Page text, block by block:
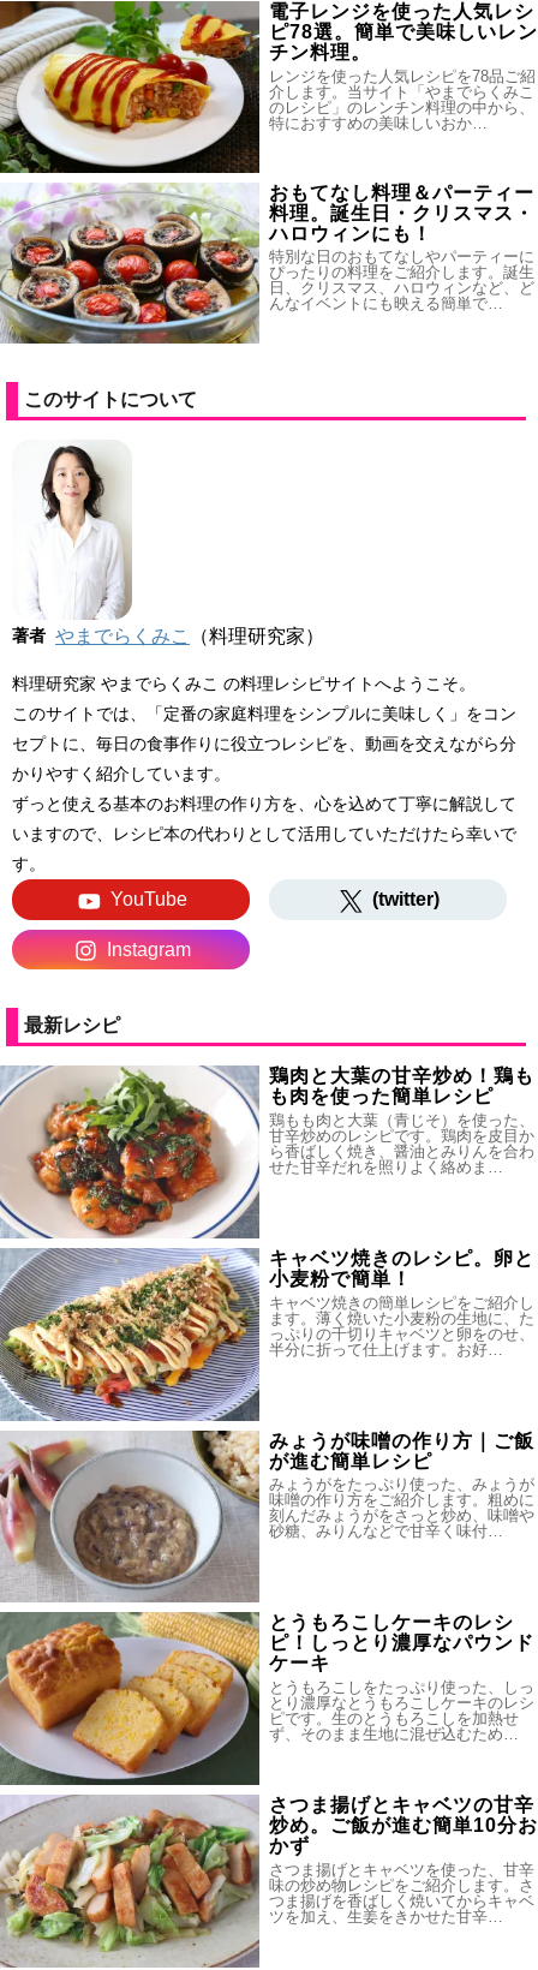
電子レンジを使った人気レシ
ピ78選。簡単で美味しいレン
チン料理。
レンジを使った人気レシピを78品ご紹
介します。当サイト「やまでらくみこ
のレシピ」のレンチン料理の中から、
特におすすめの美味しいおか…
おもてなし料理＆パーティー
料理。誕生日・クリスマス・
ハロウィンにも！
特別な日のおもてなしやパーティーに
ぴったりの料理をご紹介します。誕生
日、クリスマス、ハロウィンなど、ど
んなイベントにも映える簡単で…
このサイトについて
著者 やまでらくみこ （料理研究家）
料理研究家 やまでらくみこ の料理レシピサイトへようこそ。
このサイトでは、「定番の家庭料理をシンプルに美味しく」をコン
セプトに、毎日の食事作りに役立つレシピを、動画を交えながら分
かりやすく紹介しています。
ずっと使える基本のお料理の作り方を、心を込めて丁寧に解説して
いますので、レシピ本の代わりとして活用していただけたら幸いで
す。
YouTube (twitter)
Instagram
最新レシピ
鶏肉と大葉の甘辛炒め！鶏も
も肉を使った簡単レシピ
鶏もも肉と大葉（青じそ）を使った、
甘辛炒めのレシピです。鶏肉を皮目か
ら香ばしく焼き、醤油とみりんを合わ
せた甘辛だれを照りよく絡めま…
キャベツ焼きのレシピ。卵と
小麦粉で簡単！
キャベツ焼きの簡単レシピをご紹介し
ます。薄く焼いた小麦粉の生地に、た
っぷりの千切りキャベツと卵をのせ、
半分に折って仕上げます。お好…
みょうが味噌の作り方｜ご飯
が進む簡単レシピ
みょうがをたっぷり使った、みょうが
味噌の作り方をご紹介します。粗めに
刻んだみょうがをさっと炒め、味噌や
砂糖、みりんなどで甘辛く味付…
とうもろこしケーキのレシ
ピ！しっとり濃厚なパウンド
ケーキ
とうもろこしをたっぷり使った、しっ
とり濃厚なとうもろこしケーキのレシ
ピです。生のとうもろこしを加熱せ
ず、そのまま生地に混ぜ込むため…
さつま揚げとキャベツの甘辛
炒め。ご飯が進む簡単10分お
かず
さつま揚げとキャベツを使った、甘辛
味の炒め物レシピをご紹介します。さ
つま揚げを香ばしく焼いてからキャベ
ツを加え、生姜をきかせた甘辛…